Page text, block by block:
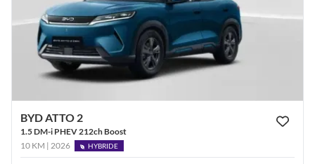
BYD ATTO 2
1.5 DM-i PHEV 212ch Boost
10 KM | 2026
HYBRIDE